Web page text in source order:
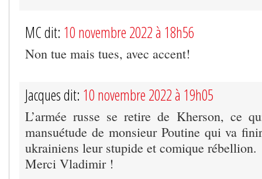
MC dit: 10 novembre 2022 à 18h56
Non tue mais tues, avec accent!
Jacques dit: 10 novembre 2022 à 19h05
L’armée russe se retire de Kherson, ce
mansuétude de monsieur Poutine qui va
ukrainiens leur stupide et comique rébellion.
Merci Vladimir !